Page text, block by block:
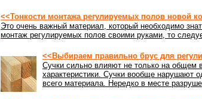
<<Тонкости монтажа регулируемых полов новой
Это очень важный материал, который необходимо
монтаж регулируемых полов своими руками, то
<<Выбираем правильно брус для
Сучки сильно влияют не только на общем
характеристики. Сучки вообще нарушают
всего материала. Нередко в месте